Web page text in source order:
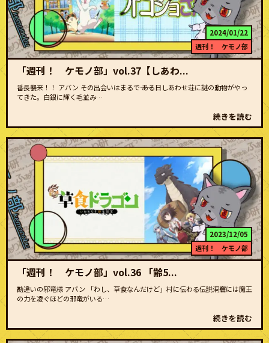
2024/01/22
週刊！ ケモノ部
「週刊！ ケモノ部」vol.37【しあわ...
番長襲来！！ アバン その出会いはまるで―― ある日しあわせ荘に謎の動物がやっ
てきた。白銀に輝く毛並み…
続きを読む
2023/12/05
週刊！ ケモノ部
「週刊！ ケモノ部」vol.36 「齢5...
勘違いの邪竜様 アバン 「わし、草食なんだけど」村に伝わる伝説――洞窟には魔王
の力を凌ぐほどの邪竜がいる…
続きを読む